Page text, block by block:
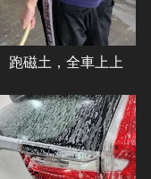
跑磁土，全車上上